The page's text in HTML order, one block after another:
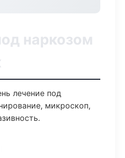
наркозом
лечение под
микроскоп,